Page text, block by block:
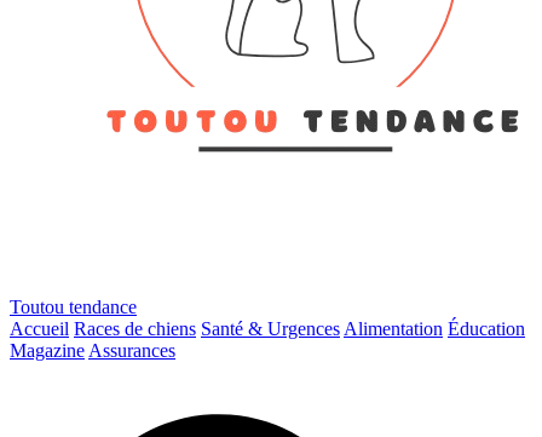
Toutou tendance
Accueil Races de chiens Santé & Urgences Alimentation Éducation
Magazine Assurances